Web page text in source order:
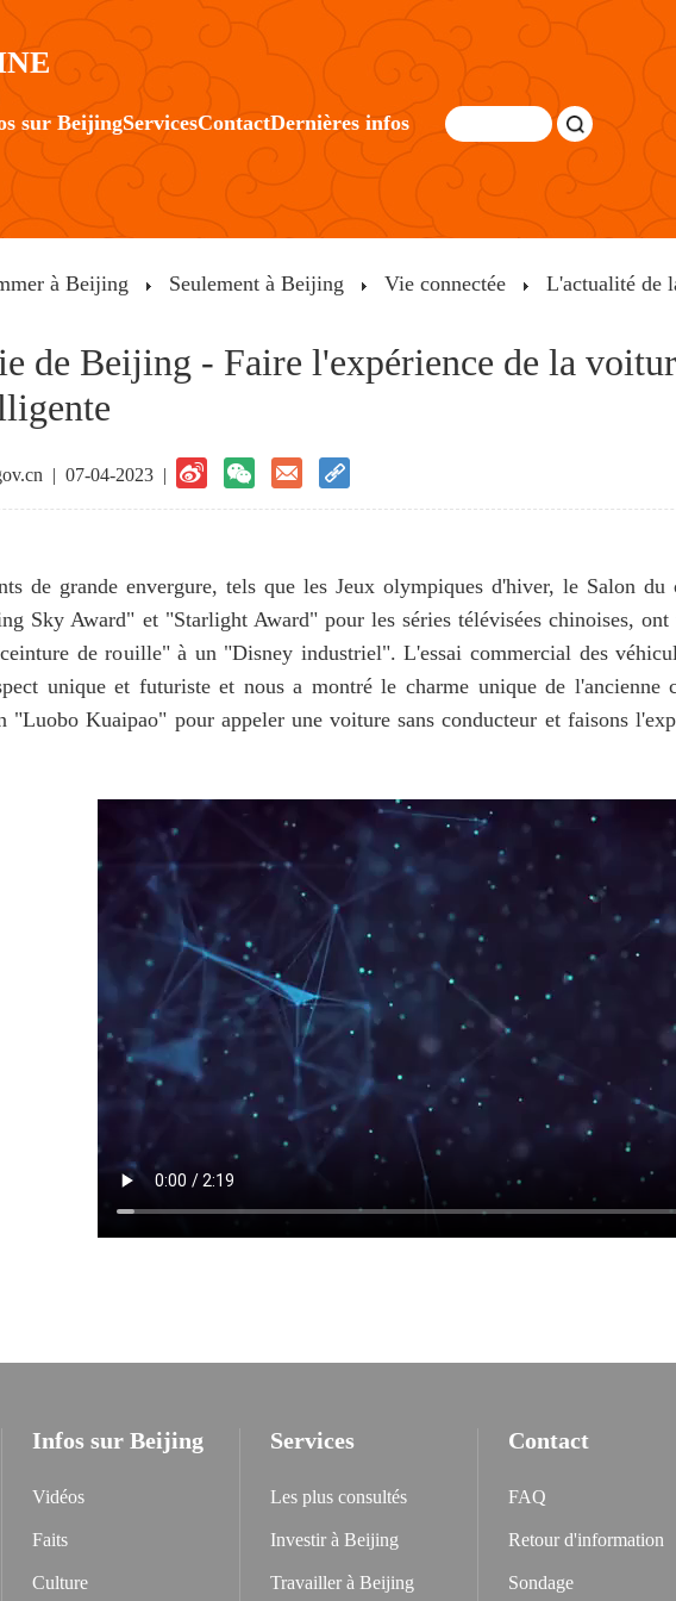
sur BeijingServicesContactDernières infos
à Beijing Seulement à Beijing Vie connectée L'actualité de
de Beijing - Faire l'expérience de la
| 07-04-2023 |
de grande envergure, tels que les Jeux olympiques d'hiver, le Salon
Sky Award" et "Starlight Award" pour les séries télévisées chinoises,
de rouille" à un "Disney industriel". L'essai commercial des
unique et futuriste et nous a montré le charme unique de
"Luobo Kuaipao" pour appeler une voiture sans conducteur et faisons
Infos sur Beijing
Vidéos
Faits
Culture
Services
Les plus consultés
Investir à Beijing
Travailler à Beijing
Contact
FAQ
Retour d'information
Sondage